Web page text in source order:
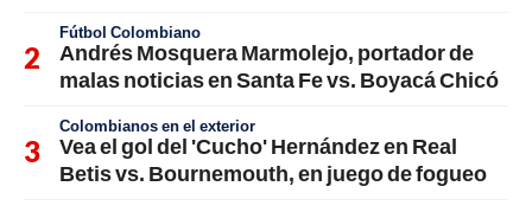
Fútbol Colombiano
Andrés Mosquera Marmolejo, portador de
malas noticias en Santa Fe vs. Boyacá Chicó
Colombianos en el exterior
Vea el gol del 'Cucho' Hernández en Real
Betis vs. Bournemouth, en juego de fogueo